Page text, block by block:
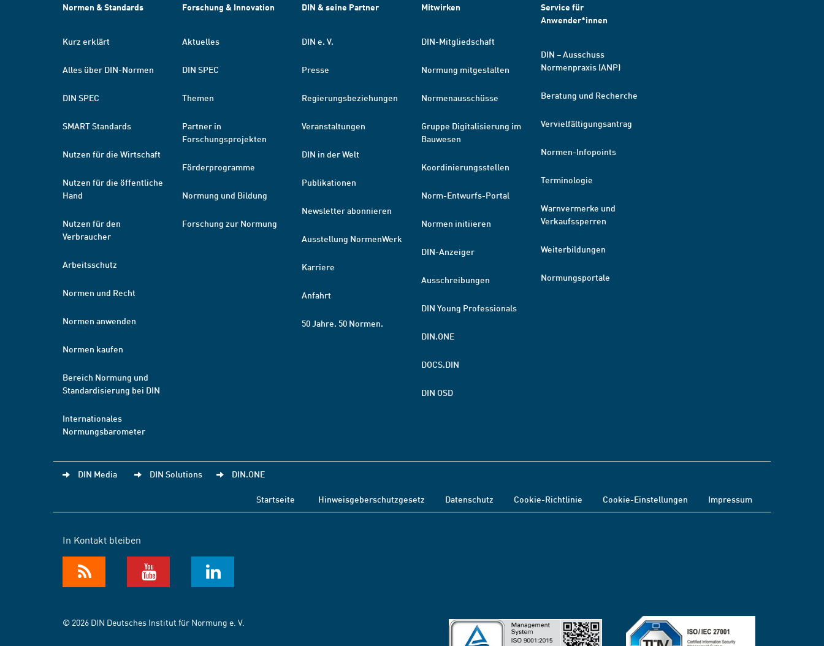
Normen & Standards
Kurz erklärt
Alles über DIN-Normen
DIN SPEC
SMART Standards
Nutzen für die Wirtschaft
Nutzen für die öffentliche
Hand
Nutzen für den
Verbraucher
Arbeitsschutz
Normen und Recht
Normen anwenden
Normen kaufen
Bereich Normung und
Standardisierung bei DIN
Internationales
Normungsbarometer
Forschung & Innovation
Aktuelles
DIN SPEC
Themen
Partner in
Forschungsprojekten
Förderprogramme
Normung und Bildung
Forschung zur Normung
DIN & seine Partner
DIN e. V.
Presse
Regierungsbeziehungen
Veranstaltungen
DIN in der Welt
Publikationen
Newsletter abonnieren
Ausstellung NormenWerk
Karriere
Anfahrt
50 Jahre. 50 Normen.
Mitwirken
DIN-Mitgliedschaft
Normung mitgestalten
Normenausschüsse
Gruppe Digitalisierung im
Bauwesen
Koordinierungsstellen
Norm-Entwurfs-Portal
Normen initiieren
DIN-Anzeiger
Ausschreibungen
DIN Young Professionals
DIN.ONE
DOCS.DIN
DIN OSD
Service für
Anwender*innen
DIN – Ausschuss
Normenpraxis (ANP)
Beratung und Recherche
Vervielfältigungsantrag
Normen-Infopoints
Terminologie
Warnvermerke und
Verkaufssperren
Weiterbildungen
Normungsportale
DIN Media DIN Solutions DIN.ONE
Startseite Hinweisgeberschutzgesetz Datenschutz Cookie-Richtlinie Cookie-Einstellungen Impressum
In Kontakt bleiben
© 2026 DIN Deutsches Institut für Normung e. V.